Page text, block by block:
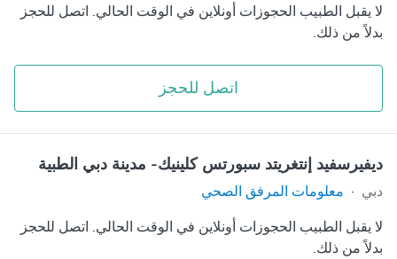
لا يقبل الطبيب الحجوزات أونلاين في الوقت الحالي. اتصل للحجز
بدلاً من ذلك.
اتصل للحجز
ديفيرسفيد إنتغريتد سبورتس كلينيك- مدينة دبي الطبية
دبي · معلومات المرفق الصحي
لا يقبل الطبيب الحجوزات أونلاين في الوقت الحالي. اتصل للحجز
بدلاً من ذلك.